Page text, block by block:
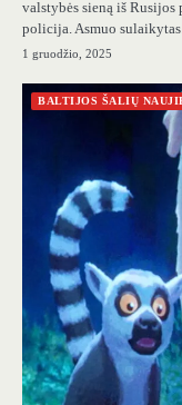
valstybės sieną iš
policija. Asmuo
1 gruodžio, 2025
BALTIJOS ŠALIŲ